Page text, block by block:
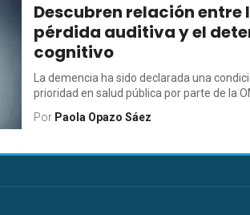
Descubren relación entre
pérdida auditiva y el
cognitivo
La demencia ha sido declarada una
prioridad en salud pública por parte de la
Por Paola Opazo Sáez